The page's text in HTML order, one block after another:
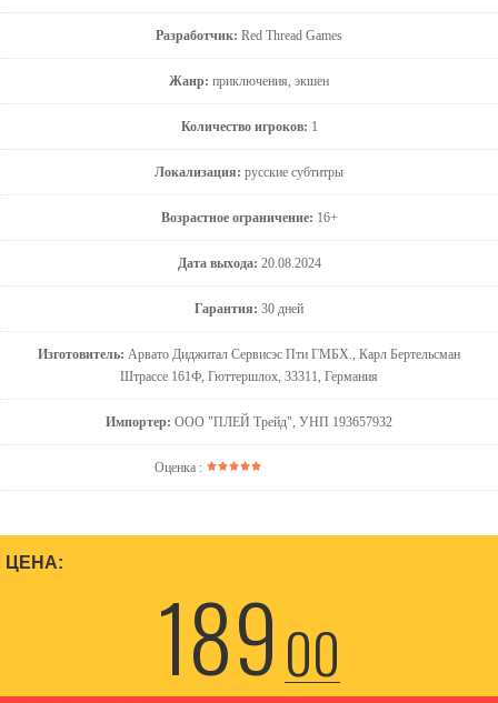
Разработчик: Red Thread Games
Жанр: приключения, экшен
Количество игроков: 1
Локализация: русские субтитры
Возрастное ограничение: 16+
Дата выхода: 20.08.2024
Гарантия: 30 дней
Изготовитель: Арвато Диджитал Сервисэс Пти ГМБХ., Карл Бертельсман
Штрассе 161Ф, Гюттершлох, 33311, Германия
Импортер: ООО "ПЛЕЙ Трейд", УНП 193657932
Оценка :
ЦЕНА:
18900